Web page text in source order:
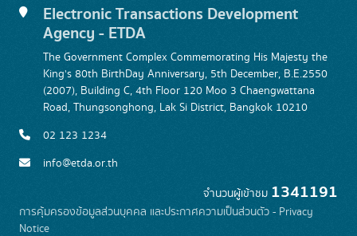
Electronic Transactions Development
Agency - ETDA
The Government Complex Commemorating His Majesty the
King's 80th BirthDay Anniversary, 5th December, B.E.2550
(2007), Building C, 4th Floor 120 Moo 3 Chaengwattana
Road, Thungsonghong, Lak Si District, Bangkok 10210
02 123 1234
info@etda.or.th
จำนวนผู้เข้าชม 1341191
การคุ้มครองข้อมูลส่วนบุคคล และประกาศความเป็นส่วนตัว - Privacy
Notice